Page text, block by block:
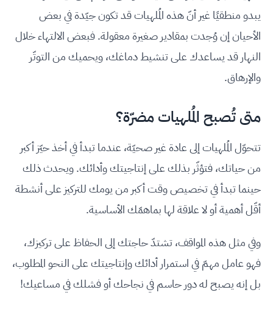
يبدو منطقيًا غير أنّ هذه المُلهيات قد تكون جيّدة في بعض
الأحيان إن وُجدت بمقادير صغيرة معقولة. فبعض الالتهاء خلال
النهار قد يساعدك على تنشيط دماغك، ويحميك من التوتّر
والإرهاق.
متى تُصبح المُلهيات مضرّة؟
تتحوّل المُلهيات إلى عادة غير صحيّة، عندما تبدأ في أخذ حيّز أكبر
من حياتك، فتؤثّر بذلك على إنتاجيتك وأدائك. ويحدث ذلك
حينما تبدأ في تخصيص وقت أكبر من يومك للتركيز على أنشطة
أقّل أهمية أو لا علاقة لها بماهمّك الأساسية.
وفي مثل هذه المواقف، تشتدّ حاجتك إلى الحفاظ على تركيزك،
فهو عامل مهمّ في استمرار أدائك وإنتاجيتك على النحو المطلوب،
بل إنه يصبح له دور حاسم في نجاحك أو فشلك في مساعيك!